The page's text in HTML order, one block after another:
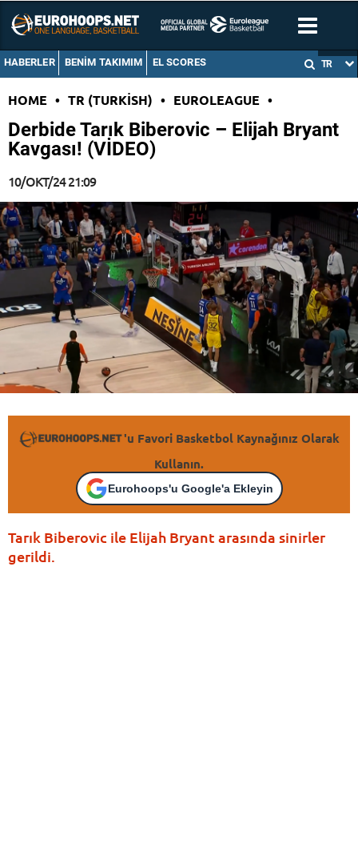
HABERLER BENIM TAKIMIM EL SCORES TR
HOME • TR (TURKISH) • EUROLEAGUE •
Derbide Tarık Biberovic – Elijah Bryant
Kavgası! (VİDEO)
10/OKT/24 21:09
'u Favori Basketbol Kaynağınız Olarak
Kullanın.
Eurohoops'u Google'a Ekleyin
Tarık Biberovic ile Elijah Bryant arasında sinirler
gerildi.